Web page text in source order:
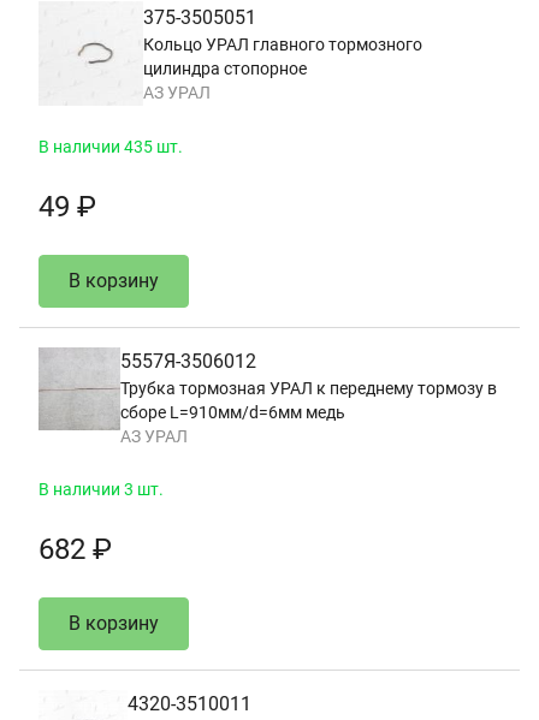
375-3505051
Кольцо УРАЛ главного тормозного
цилиндра стопорное
АЗ УРАЛ
В наличии 435 шт.
49 ₽
В корзину
5557Я-3506012
Трубка тормозная УРАЛ к переднему тормозу в
сборе L=910мм/d=6мм медь
АЗ УРАЛ
В наличии 3 шт.
682 ₽
В корзину
4320-3510011